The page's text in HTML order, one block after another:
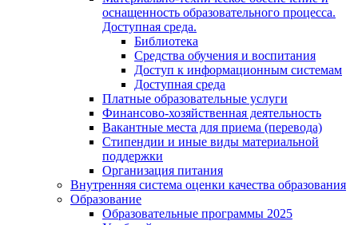
оснащенность образовательного процесса.
Доступная среда.
Библиотека
Средства обучения и воспитания
Доступ к информационным системам
Доступная среда
Платные образовательные услуги
Финансово-хозяйственная деятельность
Вакантные места для приема (перевода)
Стипендии и иные виды материальной
поддержки
Организация питания
Внутренняя система оценки качества образования
Образование
Образовательные программы 2025